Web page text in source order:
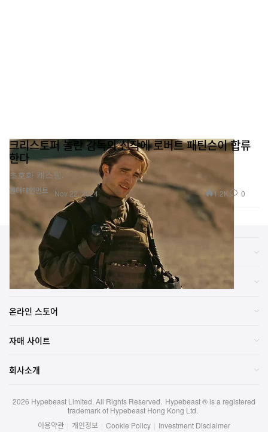
엔터테인먼트
크리스토퍼 놀란 감독의 신작에 로버트 패틴슨이 합류
한다
초호화 캐스팅.
Nov 22, 2024 1.2K 0
카테고리
브랜드
온라인 스토어
자매 사이트
회사소개
2026 Hypebeast Limited. All Rights Reserved. Hypebeast ® is a registered
trademark of Hypebeast Hong Kong Ltd.
이용약관 | 개인정보 | Cookie Policy | Investment Disclaimer